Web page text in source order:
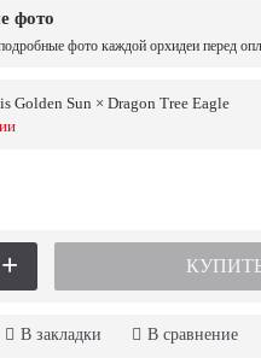
фото
фото каждой орхидеи перед
Golden Sun × Dragon Tree Eagle
+
В закладки В сравнение